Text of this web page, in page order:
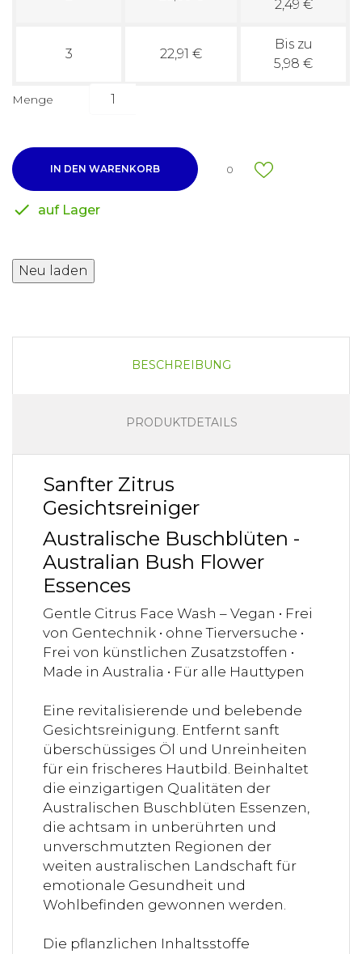
2,49 €
3 22,91 €
Bis zu
5,98 €
Menge
IN DEN WARENKORB 0
 auf Lager
BESCHREIBUNG
PRODUKTDETAILS
Sanfter Zitrus
Gesichtsreiniger
Australische Buschblüten -
Australian Bush Flower
Essences
Gentle Citrus Face Wash – Vegan • Frei
von Gentechnik • ohne Tierversuche •
Frei von künstlichen Zusatzstoffen •
Made in Australia • Für alle Hauttypen
Eine revitalisierende und belebende
Gesichtsreinigung. Entfernt sanft
überschüssiges Öl und Unreinheiten
für ein frischeres Hautbild. Beinhaltet
die einzigartigen Qualitäten der
Australischen Buschblüten Essenzen,
die achtsam in unberührten und
unverschmutzten Regionen der
weiten australischen Landschaft für
emotionale Gesundheit und
Wohlbefinden gewonnen werden.
Die pflanzlichen Inhaltsstoffe